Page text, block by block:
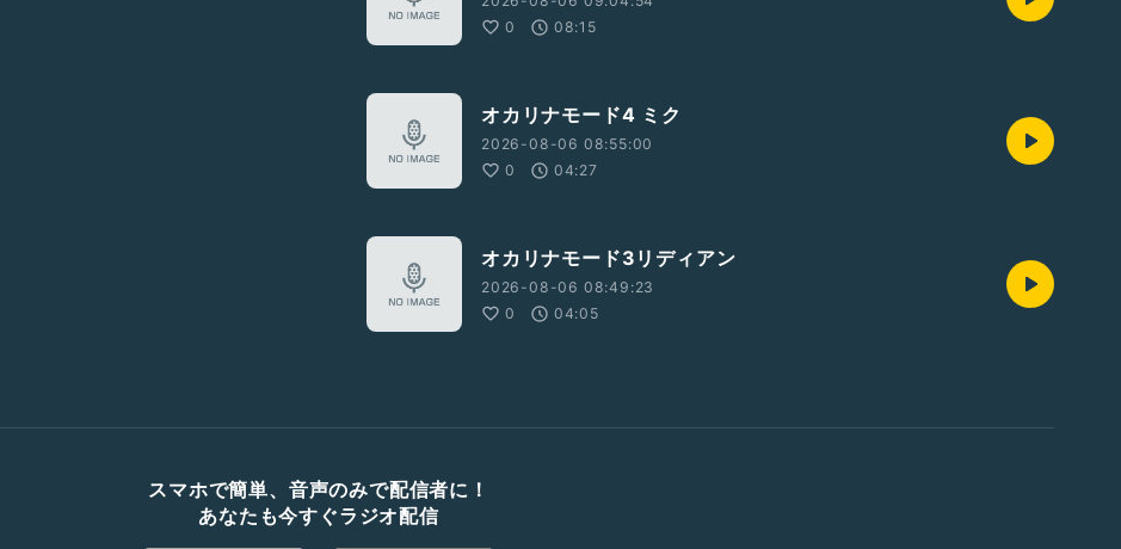
0
08:15
オカリナモード4 ミク
2026-08-06 08:55:00
0
04:27
オカリナモード3リディアン
2026-08-06 08:49:23
0
04:05
スマホで簡単、音声のみで配信者に！
あなたも今すぐラジオ配信